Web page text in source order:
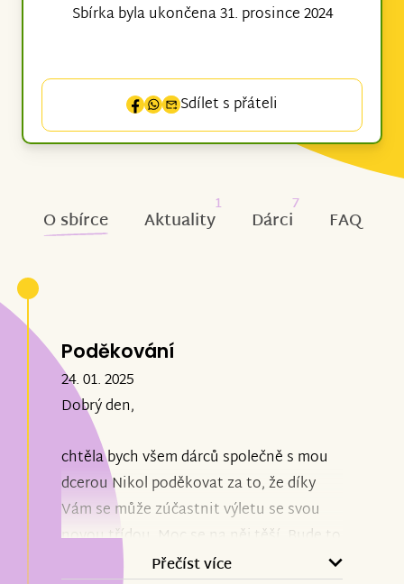
Sbírka byla ukončena 31. prosince 2024
Sdílet s přáteli
O sbírce Aktuality
1
Dárci
7
FAQ
Poděkování
24. 01. 2025
Dobrý den,
chtěla bych všem dárců společně s mou
dcerou Nikol poděkovat za to, že díky
Vám se může zúčastnit výletu se svou
novou třídou. Moc se na něj těší. Bude to
díky Vám pro ni vůbec první výlet v
Přečíst více